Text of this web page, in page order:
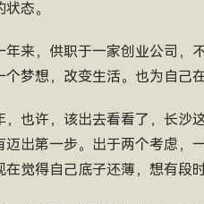
状态。
年来，供职于一家创业公司，
个梦想，改变生活。也为自己
，也许，该出去看看了，长沙
迈出第一步。出于两个考虑，
在觉得自己底子还薄，想有段